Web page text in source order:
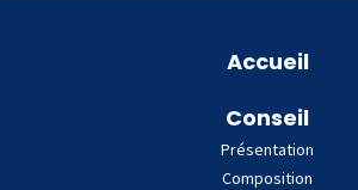
Accueil
Conseil
Présentation
Composition